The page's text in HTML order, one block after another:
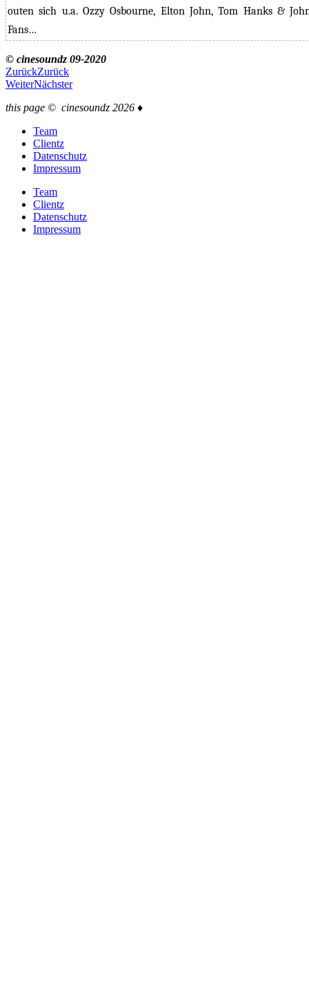
outen sich u.a. Ozzy Osbourne, Elton John, Tom Hanks &
Fans…
© cinesoundz 09-2020
ZurückZurück
WeiterNächster
this page © cinesoundz 2026 ♦
Team
Clientz
Datenschutz
Impressum
Team
Clientz
Datenschutz
Impressum